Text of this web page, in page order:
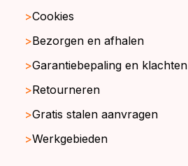
Cookies
Bezorgen en afhalen
Garantiebepaling en klachten
Retourneren
Gratis stalen aanvragen
Werkgebieden